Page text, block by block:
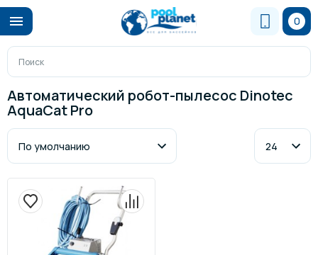
0
Автоматический робот-пылесос Dinotec
AquaCat Pro